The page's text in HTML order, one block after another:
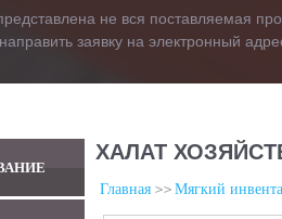
не вся поставляемая
заявку на электронный
ХАЛАТ
Главная Мягкий